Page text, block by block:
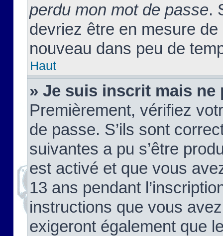
perdu mon mot de passe.
devriez être en mesure
nouveau dans peu de
Haut
» Je suis inscrit mais ne
Premièrement, vérifiez
de passe. S’ils sont
suivantes a pu s’être
est activé et que vous
13 ans pendant
instructions que vous
exigeront également que